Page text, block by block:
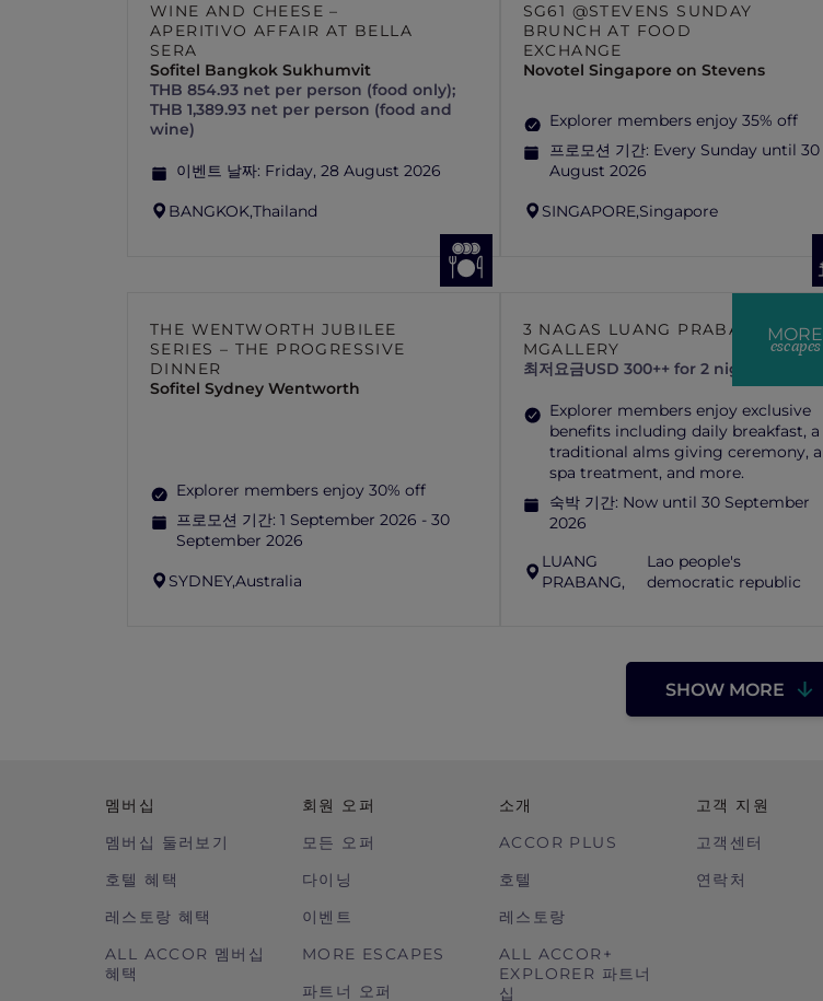
WINE AND CHEESE –
APERITIVO AFFAIR AT BELLA
SERA
Sofitel Bangkok Sukhumvit
THB 854.93 net per person (food only);
THB 1,389.93 net per person (food and
wine)
이벤트 날짜: Friday, 28 August 2026
BANGKOK,Thailand
SG61 @STEVENS SUNDAY
BRUNCH AT FOOD
EXCHANGE
Novotel Singapore on Stevens
Explorer members enjoy 35% off
프로모션 기간: Every Sunday until 30
August 2026
SINGAPORE,Singapore
THE WENTWORTH JUBILEE
SERIES – THE PROGRESSIVE
DINNER
Sofitel Sydney Wentworth
Explorer members enjoy 30% off
프로모션 기간: 1 September 2026 - 30
September 2026
SYDNEY,Australia
MORE
escapes
3 NAGAS LUANG PRABANG –
MGALLERY
최저요금USD 300++ for 2 nights
Explorer members enjoy exclusive
benefits including daily breakfast, a
traditional alms giving ceremony, a
spa treatment, and more.
숙박 기간: Now until 30 September
2026
LUANG
PRABANG,
Lao people's
democratic republic
SHOW MORE
멤버십
멤버십 둘러보기
호텔 혜택
레스토랑 혜택
ALL ACCOR 멤버십
혜택
회원 오퍼
모든 오퍼
다이닝
이벤트
MORE ESCAPES
파트너 오퍼
소개
ACCOR PLUS
호텔
레스토랑
ALL ACCOR+
EXPLORER 파트너
십
고객 지원
고객센터
연락처